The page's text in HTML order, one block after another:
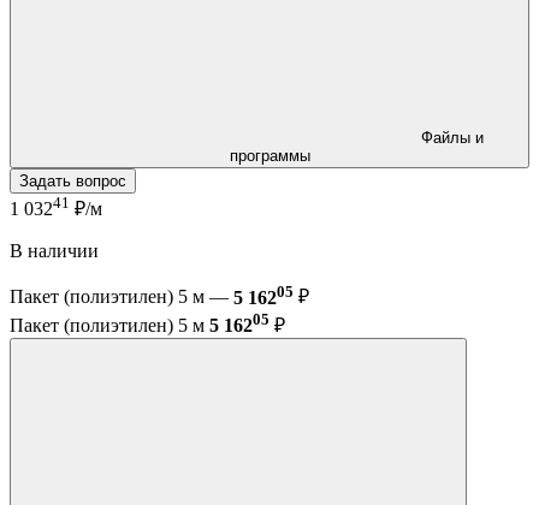
программы
Задать вопрос
1 03241 ₽/м
В наличии
Пакет (полиэтилен) 5 м — 5 16205 ₽
Пакет (полиэтилен) 5 м 5 16205 ₽